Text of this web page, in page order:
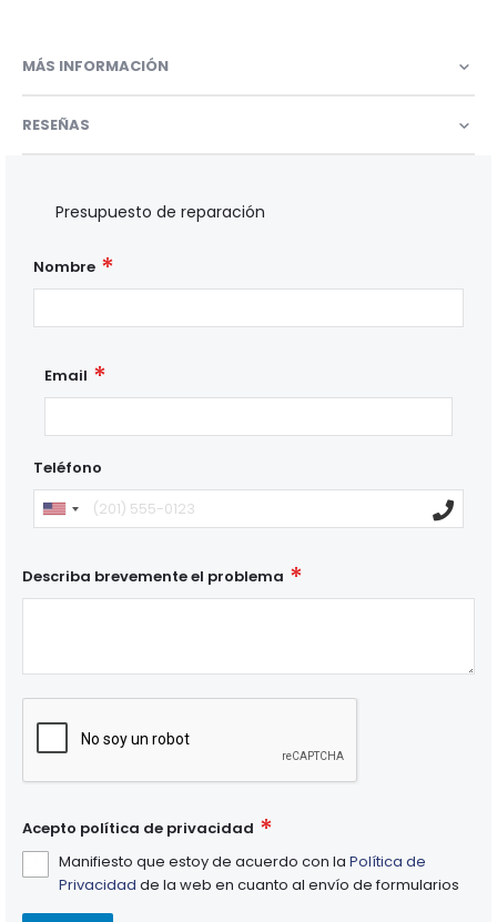
MÁS INFORMACIÓN
RESEÑAS
Presupuesto de reparación
Nombre
Email
Teléfono
Describa brevemente el problema
Acepto política de privacidad
Manifiesto que estoy de acuerdo con la Política de
Privacidad de la web en cuanto al envío de formularios